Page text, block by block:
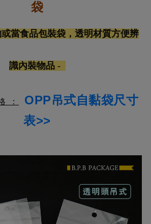
袋
當食品包裝袋，透明材質方便辨
識內裝物品 -
：
OPP吊式自黏袋尺寸
表>>